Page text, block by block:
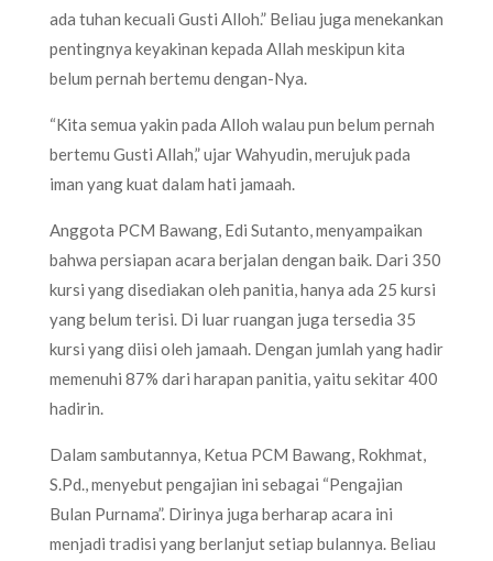
ada tuhan kecuali Gusti Alloh.” Beliau juga menekankan
pentingnya keyakinan kepada Allah meskipun kita
belum pernah bertemu dengan-Nya.
“Kita semua yakin pada Alloh walau pun belum pernah
bertemu Gusti Allah,” ujar Wahyudin, merujuk pada
iman yang kuat dalam hati jamaah.
Anggota PCM Bawang, Edi Sutanto, menyampaikan
bahwa persiapan acara berjalan dengan baik. Dari 350
kursi yang disediakan oleh panitia, hanya ada 25 kursi
yang belum terisi. Di luar ruangan juga tersedia 35
kursi yang diisi oleh jamaah. Dengan jumlah yang hadir
memenuhi 87% dari harapan panitia, yaitu sekitar 400
hadirin.
Dalam sambutannya, Ketua PCM Bawang, Rokhmat,
S.Pd., menyebut pengajian ini sebagai “Pengajian
Bulan Purnama”. Dirinya juga berharap acara ini
menjadi tradisi yang berlanjut setiap bulannya. Beliau